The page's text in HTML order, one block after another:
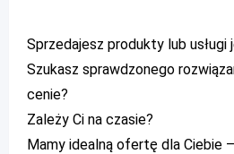
Sprzedajesz produkty lub usługi
Szukasz sprawdzonego
cenie?
Zależy Ci na czasie?
Mamy idealną ofertę dla Ciebie